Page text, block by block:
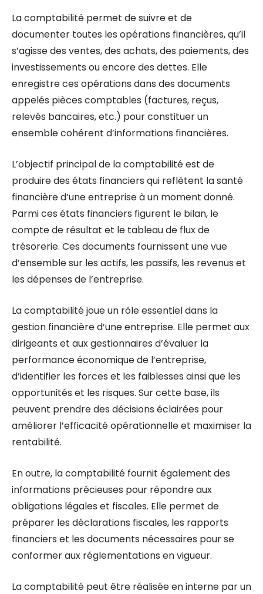
La comptabilité permet de suivre et de
documenter toutes les opérations financières, qu’il
s’agisse des ventes, des achats, des paiements, des
investissements ou encore des dettes. Elle
enregistre ces opérations dans des documents
appelés pièces comptables (factures, reçus,
relevés bancaires, etc.) pour constituer un
ensemble cohérent d’informations financières.
L’objectif principal de la comptabilité est de
produire des états financiers qui reflètent la santé
financière d’une entreprise à un moment donné.
Parmi ces états financiers figurent le bilan, le
compte de résultat et le tableau de flux de
trésorerie. Ces documents fournissent une vue
d’ensemble sur les actifs, les passifs, les revenus et
les dépenses de l’entreprise.
La comptabilité joue un rôle essentiel dans la
gestion financière d’une entreprise. Elle permet aux
dirigeants et aux gestionnaires d’évaluer la
performance économique de l’entreprise,
d’identifier les forces et les faiblesses ainsi que les
opportunités et les risques. Sur cette base, ils
peuvent prendre des décisions éclairées pour
améliorer l’efficacité opérationnelle et maximiser la
rentabilité.
En outre, la comptabilité fournit également des
informations précieuses pour répondre aux
obligations légales et fiscales. Elle permet de
préparer les déclarations fiscales, les rapports
financiers et les documents nécessaires pour se
conformer aux réglementations en vigueur.
La comptabilité peut être réalisée en interne par un